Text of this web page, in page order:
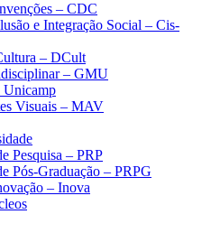
– CDC
e Integração Social – Cis-
– DCult
– GMU
Unicamp
Visuais – MAV
Pesquisa – PRP
Pós-Graduação – PRPG
– Inova